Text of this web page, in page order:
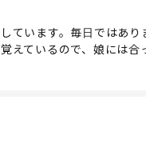
ています。毎日ではあ
えているので、娘には合